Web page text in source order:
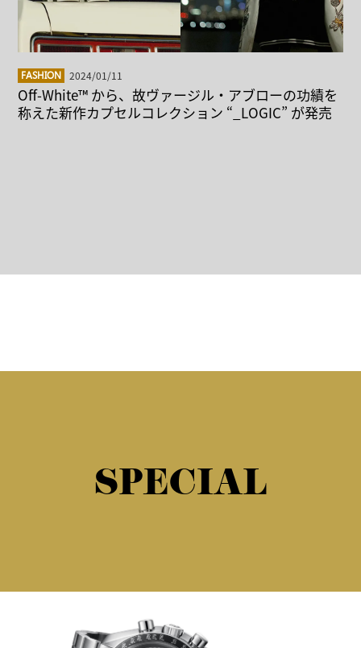
FASHION 2024/01/11
Off-White™︎ から、故ヴァージル・アブローの功績を
称えた新作カプセルコレクション “_LOGIC” が発売
SPECIAL